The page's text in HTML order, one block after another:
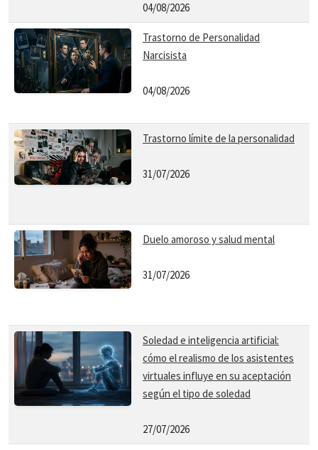
04/08/2026
Trastorno de Personalidad
Narcisista
04/08/2026
Trastorno límite de la personalidad
31/07/2026
Duelo amoroso y salud mental
31/07/2026
Soledad e inteligencia artificial:
cómo el realismo de los asistentes
virtuales influye en su aceptación
según el tipo de soledad
27/07/2026